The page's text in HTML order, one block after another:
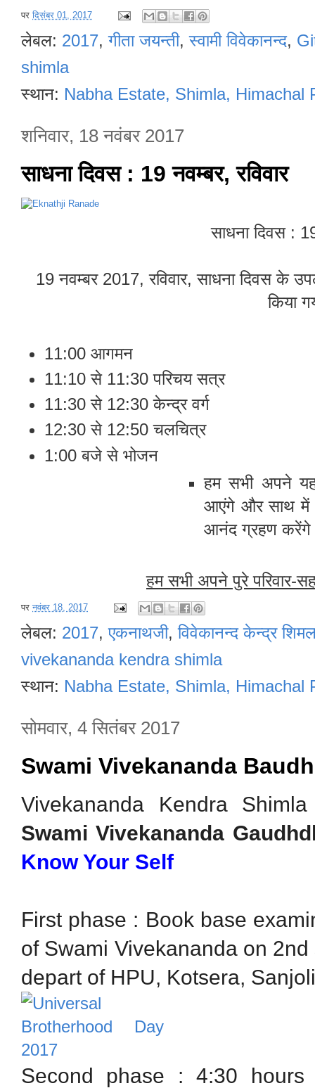
पर दिसंबर 01, 2017
लेबल: 2017,गीता जयन्ती,स्वामी विवेकानन्द,
shimla
स्थान: Nabha Estate, Shimla, Himachal
शनिवार, 18 नवंबर 2017
साधना दिवस : 19 नवम्बर, रविवार
साधना दिवस :
19 नवम्बर 2017, रविवार, साधना दिवस के
किया
11:00 आगमन
11:10 से 11:30 परिचय सत्र
11:30 से 12:30 केन्द्र वर्ग
12:30 से 12:50 चलचित्र
1:00 बजे से भोजन
हम सभी अपने
आएंगे और साथ में
आनंद ग्रहण
हम सभी अपने पुरे परिवार-
पर नवंबर 18, 2017
लेबल: 2017,एकनाथजी,विवेकानन्द केन्द्र
vivekananda kendra shimla
स्थान: Nabha Estate, Shimla, Himachal
सोमवार, 4 सितंबर 2017
Swami Vivekananda
Vivekananda Kendra
Swami Vivekananda
Know Your Self
First phase : Book base
of Swami Vivekananda on
depart of HPU, Kotsera,
Second phase : 4:30 hours